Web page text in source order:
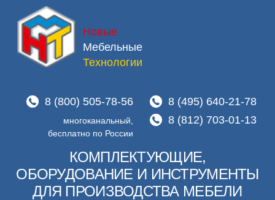
Новые
Мебельные
Технологии
8 (800) 505-78-56
многоканальный,
бесплатно по России
8 (495) 640-21-78
8 (812) 703-01-13
КОМПЛЕКТУЮЩИЕ,
ОБОРУДОВАНИЕ И ИНСТРУМЕНТЫ
ДЛЯ ПРОИЗВОДСТВА МЕБЕЛИ